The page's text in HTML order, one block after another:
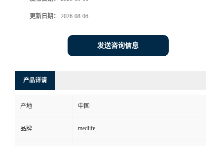
更新日期： 2026-08-06
发送咨询信息
产品详请
产地 中国
品牌 medlife